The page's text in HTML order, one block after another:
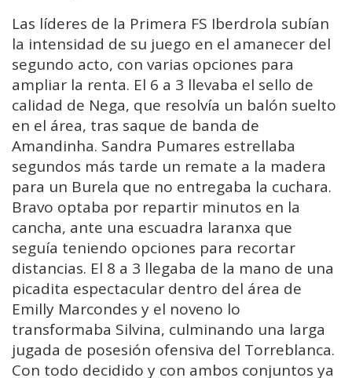
Las líderes de la Primera FS Iberdrola subían
la intensidad de su juego en el amanecer del
segundo acto, con varias opciones para
ampliar la renta. El 6 a 3 llevaba el sello de
calidad de Nega, que resolvía un balón suelto
en el área, tras saque de banda de
Amandinha. Sandra Pumares estrellaba
segundos más tarde un remate a la madera
para un Burela que no entregaba la cuchara.
Bravo optaba por repartir minutos en la
cancha, ante una escuadra laranxa que
seguía teniendo opciones para recortar
distancias. El 8 a 3 llegaba de la mano de una
picadita espectacular dentro del área de
Emilly Marcondes y el noveno lo
transformaba Silvina, culminando una larga
jugada de posesión ofensiva del Torreblanca.
Con todo decidido y con ambos conjuntos ya